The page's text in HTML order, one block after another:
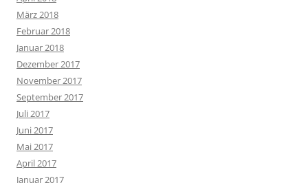
März 2018
Februar 2018
Januar 2018
Dezember 2017
November 2017
September 2017
Juli 2017
Juni 2017
Mai 2017
April 2017
Januar 2017